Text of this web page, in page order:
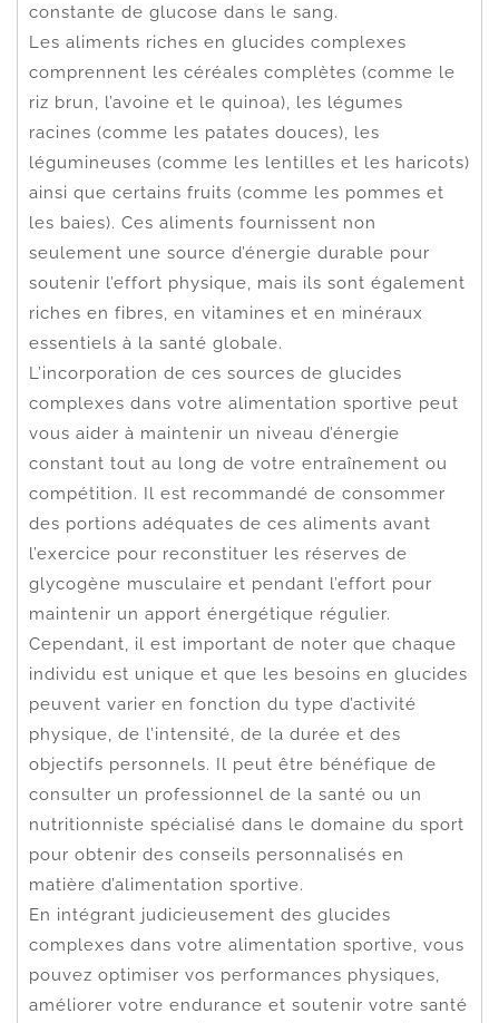
constante de glucose dans le sang.
Les aliments riches en glucides complexes
comprennent les céréales complètes (comme le
riz brun, l’avoine et le quinoa), les légumes
racines (comme les patates douces), les
légumineuses (comme les lentilles et les haricots)
ainsi que certains fruits (comme les pommes et
les baies). Ces aliments fournissent non
seulement une source d’énergie durable pour
soutenir l’effort physique, mais ils sont également
riches en fibres, en vitamines et en minéraux
essentiels à la santé globale.
L’incorporation de ces sources de glucides
complexes dans votre alimentation sportive peut
vous aider à maintenir un niveau d’énergie
constant tout au long de votre entraînement ou
compétition. Il est recommandé de consommer
des portions adéquates de ces aliments avant
l’exercice pour reconstituer les réserves de
glycogène musculaire et pendant l’effort pour
maintenir un apport énergétique régulier.
Cependant, il est important de noter que chaque
individu est unique et que les besoins en glucides
peuvent varier en fonction du type d’activité
physique, de l’intensité, de la durée et des
objectifs personnels. Il peut être bénéfique de
consulter un professionnel de la santé ou un
nutritionniste spécialisé dans le domaine du sport
pour obtenir des conseils personnalisés en
matière d’alimentation sportive.
En intégrant judicieusement des glucides
complexes dans votre alimentation sportive, vous
pouvez optimiser vos performances physiques,
améliorer votre endurance et soutenir votre santé